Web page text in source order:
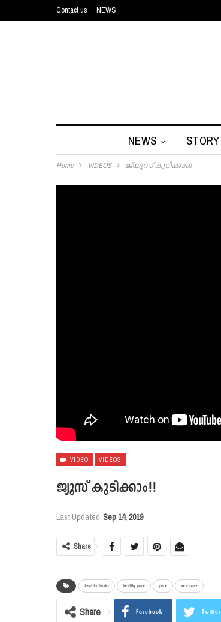
Contact us NEWS
NEWS STORY
Home VIDEOS ജ്യൂസ് കുടിക്കാം!!
VIDEO VIDEOS
ജ്യൂസ് കുടിക്കാം!!
Last Updated Sep 14, 2019
Share
healthy drinks healthy juice juice new juice
Share Facebook Twitter